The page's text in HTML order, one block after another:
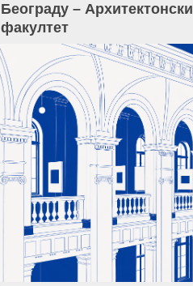
Београду – Архитектонски
факултет